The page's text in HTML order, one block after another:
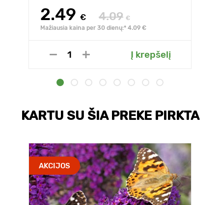
2.49 € 4.09 €
Mažiausia kaina per 30 dienų:* 4.09 €
Į krepšelį
KARTU SU ŠIA PREKE PIRKTA
AKCIJOS